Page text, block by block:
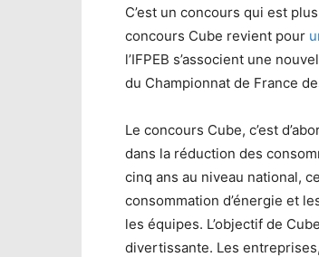
C’est un concours qui est
concours Cube revient pour
l’IFPEB s’associent une
du Championnat de France
Le concours Cube, c’est
dans la réduction des
cinq ans au niveau national,
consommation d’énergie et
les équipes. L’objectif de
divertissante. Les